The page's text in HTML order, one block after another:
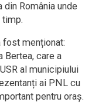
România unde
menționat:
Bertea, care a
al municipiului
ai PNL cu
pentru oraș.